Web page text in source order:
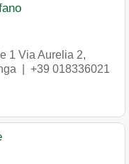
1 Via Aurelia 2,
| +39 018336021